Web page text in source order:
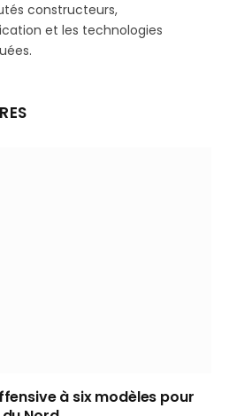
constructeurs,
et les technologies
à six modèles pour